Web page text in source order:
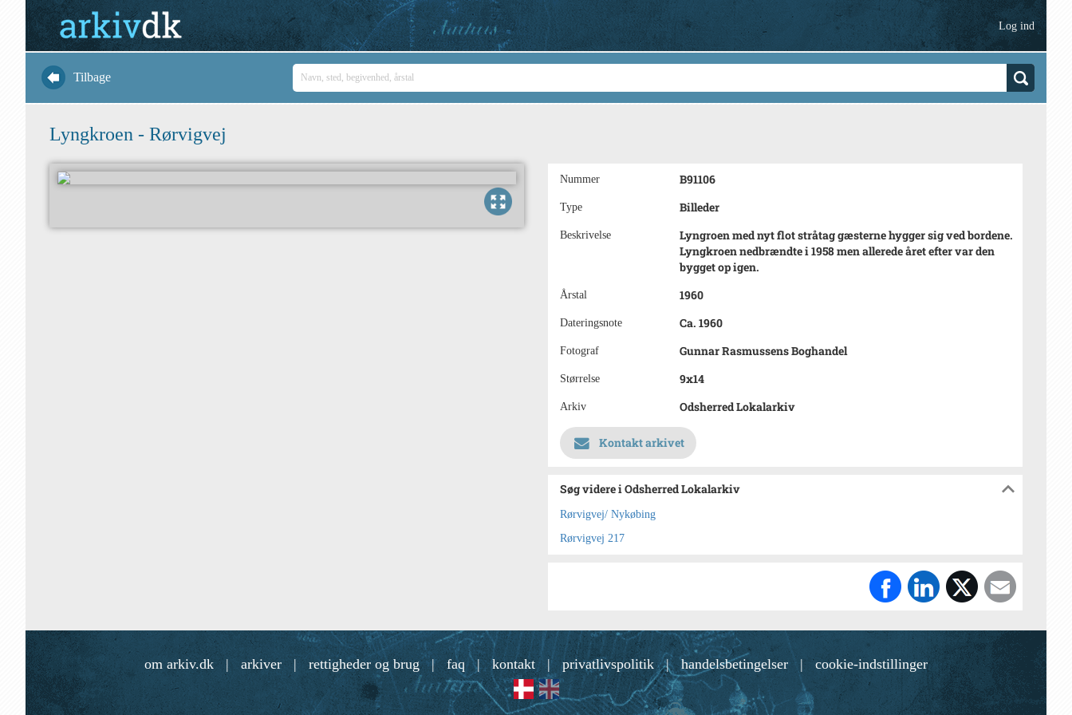
Log ind
Tilbage
Lyngkroen - Rørvigvej
Nummer B91106
Type Billeder
Beskrivelse
Lyngroen med nyt flot stråtag gæsterne hygger sig ved bordene.
Lyngkroen nedbrændte i 1958 men allerede året efter var den
bygget op igen.
Årstal 1960
Dateringsnote Ca. 1960
Fotograf Gunnar Rasmussens Boghandel
Størrelse 9x14
Arkiv Odsherred Lokalarkiv
Kontakt arkivet
Søg videre i Odsherred Lokalarkiv
Rørvigvej/ Nykøbing
Rørvigvej 217
om arkiv.dk | arkiver | rettigheder og brug | faq | kontakt | privatlivspolitik | handelsbetingelser | cookie-indstillinger